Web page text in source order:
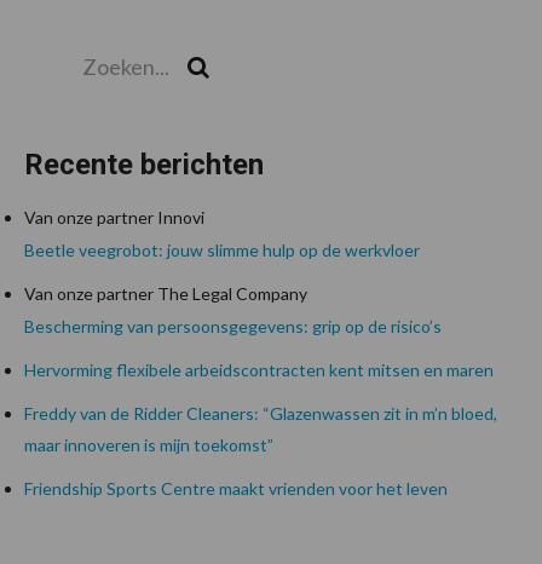
Recente berichten
Van onze partner Innovi
Beetle veegrobot: jouw slimme hulp op de werkvloer
Van onze partner The Legal Company
Bescherming van persoonsgegevens: grip op de risico’s
Hervorming flexibele arbeidscontracten kent mitsen en maren
Freddy van de Ridder Cleaners: “Glazenwassen zit in m’n bloed,
maar innoveren is mijn toekomst”
Friendship Sports Centre maakt vrienden voor het leven